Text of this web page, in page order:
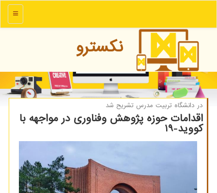
منو
نكسترو
در دانشگاه تربیت مدرس تشریح شد
اقدامات حوزه پژوهش وفناوری در مواجهه با
كووید-19